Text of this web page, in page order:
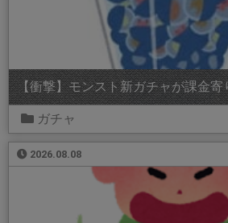
【衝撃】モンスト新ガチャが課金寄
ガチャ
2026.08.08